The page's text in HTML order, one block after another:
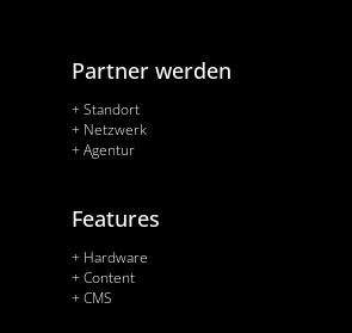
Partner werden
+ Standort
+ Netzwerk
+ Agentur
Features
+ Hardware
+ Content
+ CMS